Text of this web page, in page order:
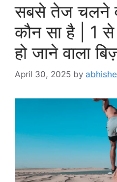
सबसे तेज चलने
कौन सा है | 1 से
हो जाने वाला
April 30, 2025 by